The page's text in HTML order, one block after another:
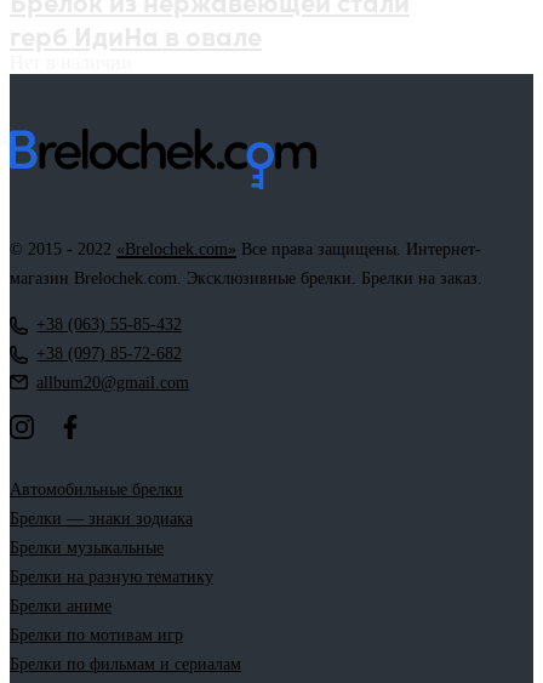
© 2015 - 2022 «Brelochek.com» Все права защищены. Интернет-
магазин Brelochek.com. Эксклюзивные брелки. Брелки на заказ.
+38 (063) 55-85-432
+38 (097) 85-72-682
allbum20@gmail.com
Автомобильные брелки
Брелки — знаки зодиака
Брелки музыкальные
Брелки на разную тематику
Брелки аниме
Брелки по мотивам игр
Брелки по фильмам и сериалам